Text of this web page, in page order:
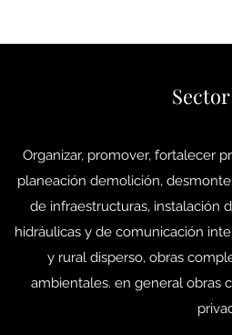
Organizar, promover, fortalecer
planeación demolición,
de infraestructuras, instalación
hidráulicas y de comunicación
y rural disperso, obras
ambientales. en general obras